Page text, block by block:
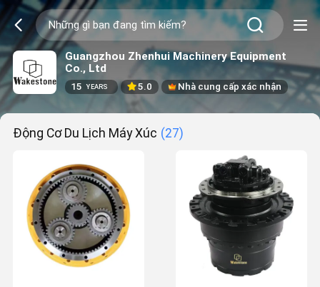
Guangzhou Zhenhui Machinery Equipment
Co., Ltd
15 YEARS 5.0 Nhà cung cấp xác nhận
Động Cơ Du Lịch Máy Xúc (27)